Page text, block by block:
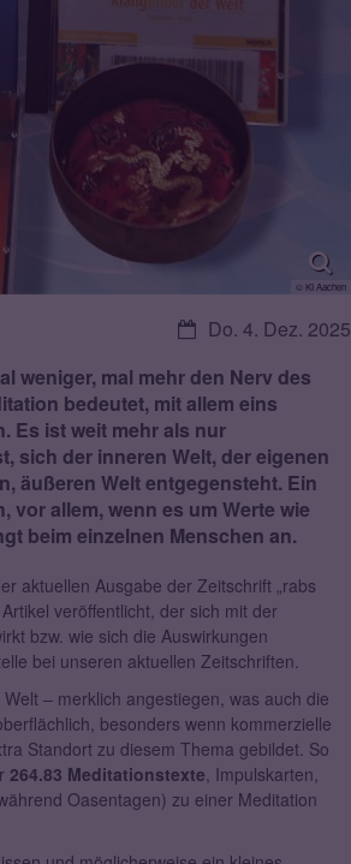
© KI Aachen
Datum:Do. 4. Dez. 2025
weniger, mal mehr den Nerv des
bedeutet, mit allem eins
Es ist weit mehr als nur
sich der inneren Welt, der eigenen
äußeren Welt entgegensteht. Ein
allem, wenn es um Werte wie
beim einzelnen Menschen an.
aktuellen Ausgabe der Zeitschrift „rabs
veröffentlicht, der sich mit der
bzw. wie sich die Auswirkungen
bei unseren aktuellen Zeitschriften.
– merklich angestiegen, was auch die
besonders wenn kommerzielle
Standort zu diesem Thema gebildet. So
264.83 Meditationstexte, Impulskarten,
Oasentagen) zu einer Meditation